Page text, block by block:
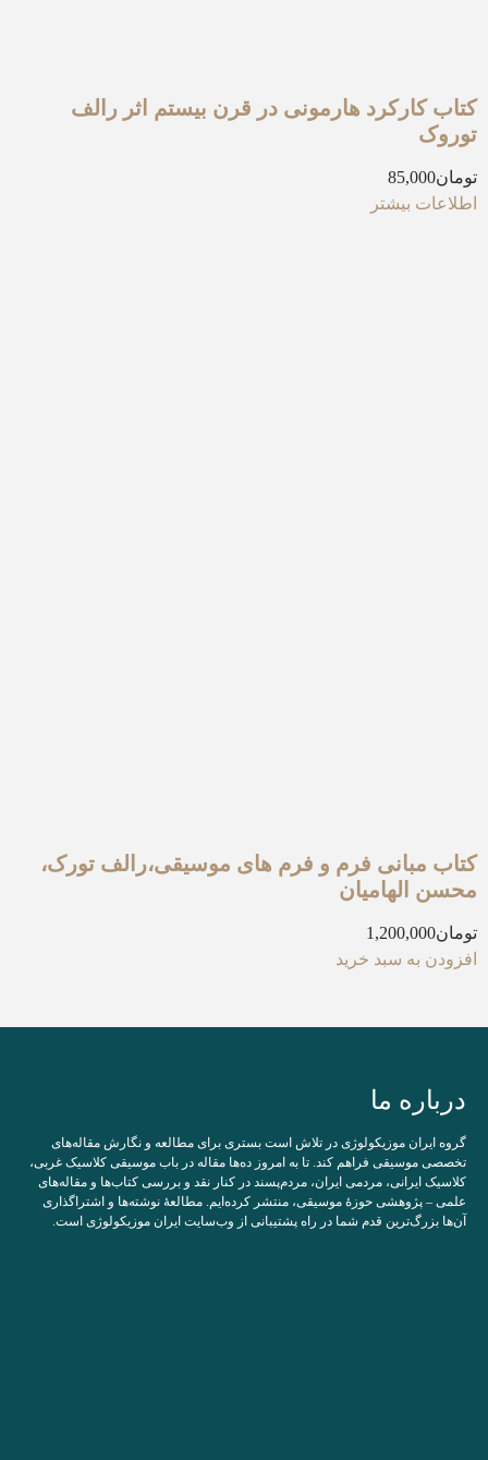
کتاب کارکرد هارمونی در قرن بیستم اثر رالف
توروک
تومان85,000
اطلاعات بیشتر
کتاب مبانی فرم و فرم های موسیقی،رالف تورک،
محسن الهامیان
تومان1,200,000
افزودن به سبد خرید
درباره ما
گروه ایران موزیکولوژی در تلاش است بستری برای مطالعه و نگارش مقاله‌های
تخصصی موسیقی فراهم کند. تا به امروز ده‌ها مقاله در باب موسیقی کلاسیک غربی،
کلاسیک ایرانی، مردمی ایران، مردم‌پسند در کنار نقد و بررسی کتاب‌ها و مقاله‌های
علمی – پژوهشی حوزۀ موسیقی، منتشر کرده‌ایم. مطالعۀ نوشته‌ها و اشتراگذاری
آن‌ها بزرگ‌ترین قدم شما در راه پشتیبانی از وب‌سایت ایران موزیکولوژی است.